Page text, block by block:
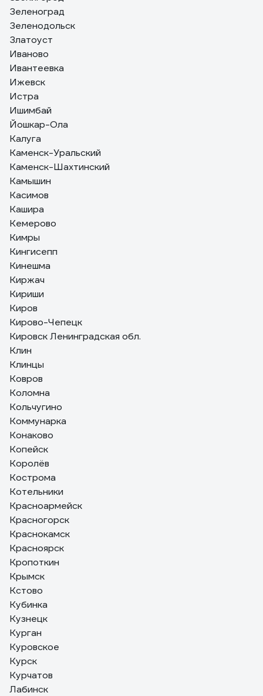
Зеленоград
Зеленодольск
Златоуст
Иваново
Ивантеевка
Ижевск
Истра
Ишимбай
Йошкар-Ола
Калуга
Каменск-Уральский
Каменск-Шахтинский
Камышин
Касимов
Кашира
Кемерово
Кимры
Кингисепп
Кинешма
Киржач
Кириши
Киров
Кирово-Чепецк
Кировск Ленинградская обл.
Клин
Клинцы
Ковров
Коломна
Кольчугино
Коммунарка
Конаково
Копейск
Королёв
Кострома
Котельники
Красноармейск
Красногорск
Краснокамск
Красноярск
Кропоткин
Крымск
Кстово
Кубинка
Кузнецк
Курган
Куровское
Курск
Курчатов
Лабинск